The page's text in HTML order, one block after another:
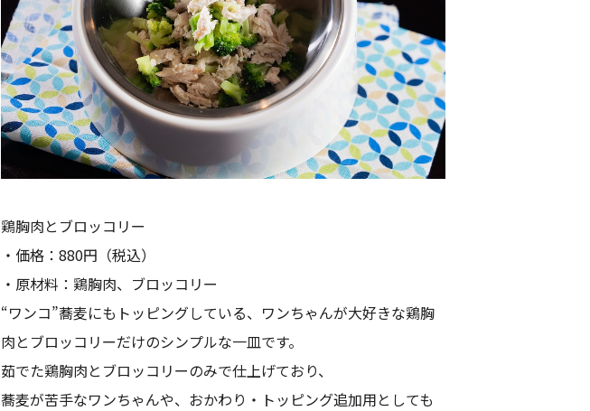
鶏胸肉とブロッコリー
・価格：880円（税込）
・原材料：鶏胸肉、ブロッコリー
“ワンコ”蕎麦にもトッピングしている、ワンちゃんが大好きな鶏胸
肉とブロッコリーだけのシンプルな一皿です。
茹でた鶏胸肉とブロッコリーのみで仕上げており、
蕎麦が苦手なワンちゃんや、おかわり・トッピング追加用としても